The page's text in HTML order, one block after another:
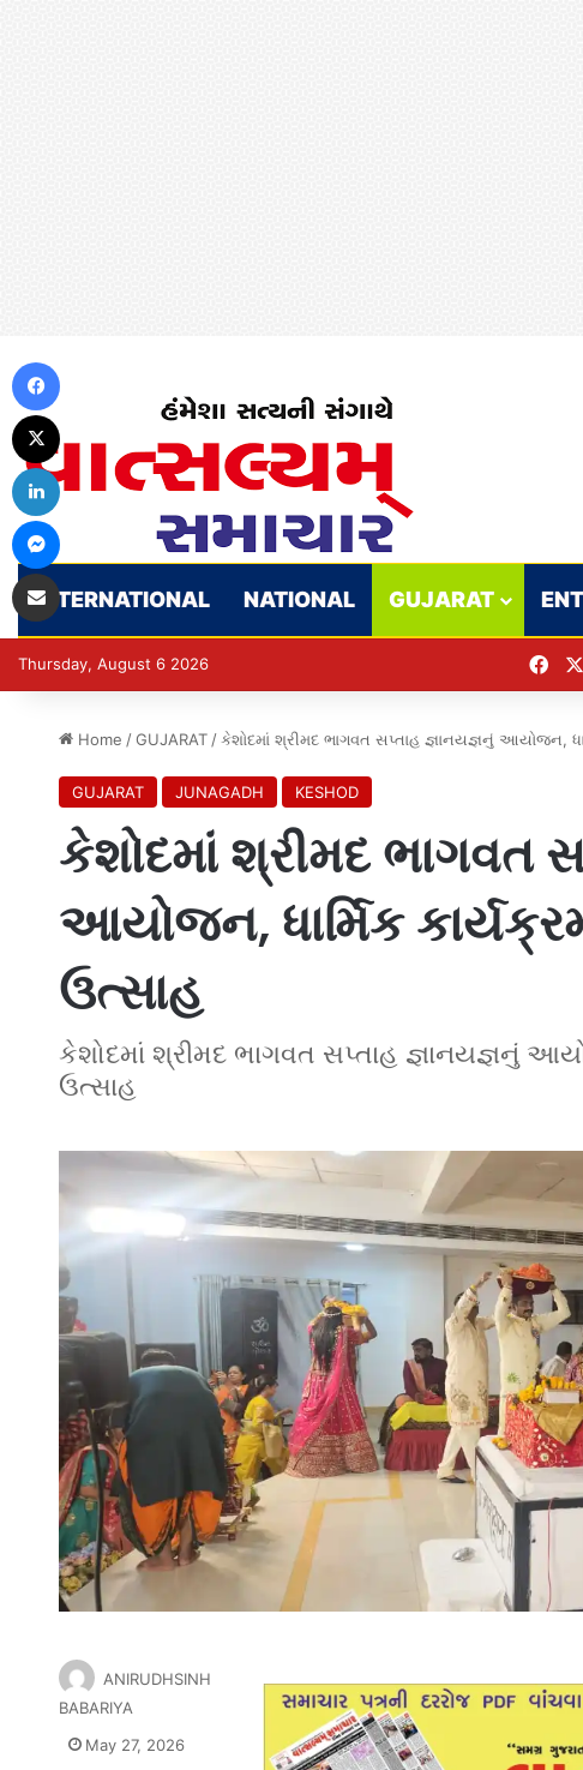
INTERNATIONAL NATIONAL GUJARAT
Thursday, August 6 2026
Home / GUJARAT / કેશોદમાં શ્રીમદ ભાગવત સપ્તાહ જ્ઞાનયજ્ઞનું આયોજન,
GUJARAT JUNAGADH KESHOD
કેશોદમાં શ્રીમદ ભાગવત
આયોજન, ધાર્મિક
ઉત્સાહ
કેશોદમાં શ્રીમદ ભાગવત સપ્તાહ જ્ઞાનયજ્ઞનું
ઉત્સાહ
ANIRUDHSINH
BABARIYA
May 27, 2026
LinkedIn